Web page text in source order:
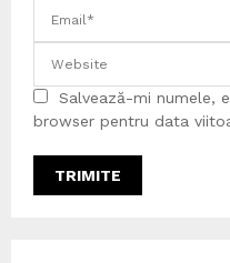
Salvează-mi numele,
browser pentru data